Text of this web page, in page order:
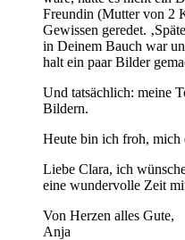
Freundin (Mutter von 2
Gewissen geredet.
in Deinem Bauch war
halt ein paar Bilder
Und tatsächlich: meine
Bildern.
Heute bin ich froh, mich
Liebe Clara, ich
eine wundervolle Zeit
Von Herzen alles Gute,
Anja